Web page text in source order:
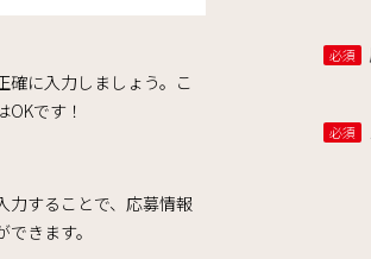
確に入力しましょう。こ
OKです！
力することで、応募情報
きます。
必須
必須